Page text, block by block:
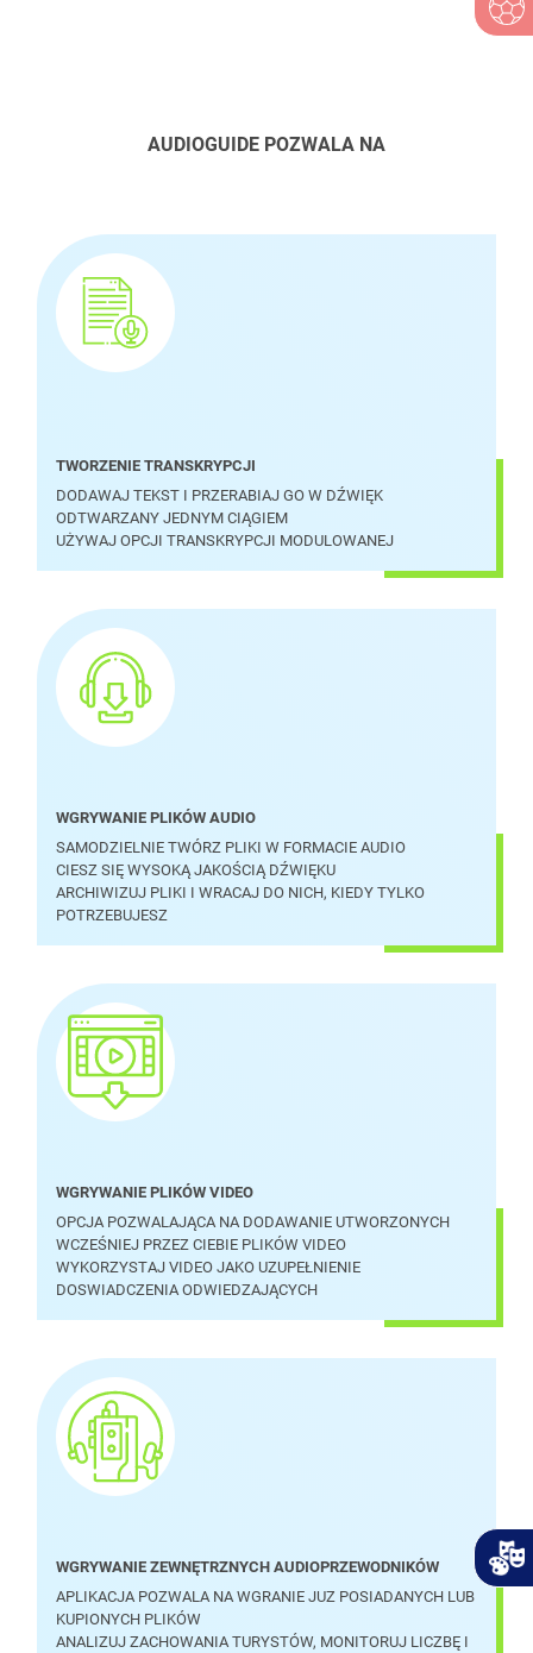
AUDIOGUIDE POZWALA NA
TWORZENIE TRANSKRYPCJI
DODAWAJ TEKST I PRZERABIAJ GO W DŹWIĘK
ODTWARZANY JEDNYM CIĄGIEM
UŻYWAJ OPCJI TRANSKRYPCJI MODULOWANEJ
WGRYWANIE PLIKÓW AUDIO
SAMODZIELNIE TWÓRZ PLIKI W FORMACIE AUDIO
CIESZ SIĘ WYSOKĄ JAKOŚCIĄ DŹWIĘKU
ARCHIWIZUJ PLIKI I WRACAJ DO NICH, KIEDY TYLKO
POTRZEBUJESZ
WGRYWANIE PLIKÓW VIDEO
OPCJA POZWALAJĄCA NA DODAWANIE UTWORZONYCH
WCZEŚNIEJ PRZEZ CIEBIE PLIKÓW VIDEO
WYKORZYSTAJ VIDEO JAKO UZUPEŁNIENIE
DOSWIADCZENIA ODWIEDZAJĄCYCH
WGRYWANIE ZEWNĘTRZNYCH AUDIOPRZEWODNIKÓW
APLIKACJA POZWALA NA WGRANIE JUZ POSIADANYCH LUB
KUPIONYCH PLIKÓW
ANALIZUJ ZACHOWANIA TURYSTÓW, MONITORUJ LICZBĘ I